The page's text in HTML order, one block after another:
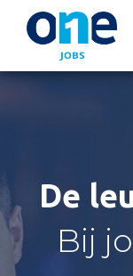
De
Bij